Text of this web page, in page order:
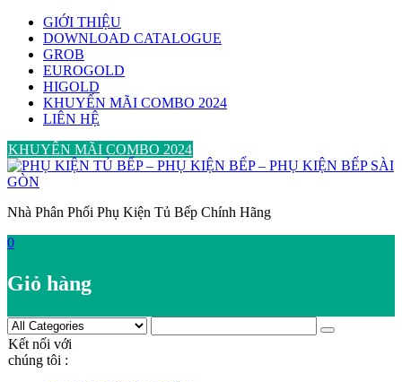
Skip
content
GIỚI THIỆU
DOWNLOAD CATALOGUE
GROB
EUROGOLD
HIGOLD
KHUYẾN MÃI COMBO 2024
LIÊN HỆ
KHUYẾN MÃI COMBO 2024
Nhà Phân Phối Phụ Kiện Tủ Bếp Chính Hãng
0
Giỏ hàng
Kết nối với
chúng tôi :